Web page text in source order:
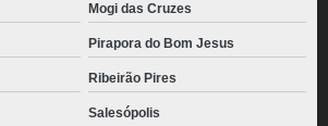
Mogi das Cruzes
Pirapora do Bom Jesus
Ribeirão Pires
Salesópolis